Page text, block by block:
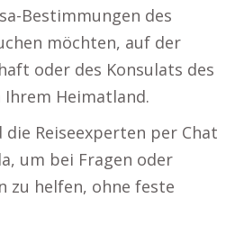
Bestimmungen des
möchten, auf der
oder des Konsulats des
Ihrem Heimatland.
Reiseexperten per Chat
um bei Fragen oder
zu helfen, ohne feste